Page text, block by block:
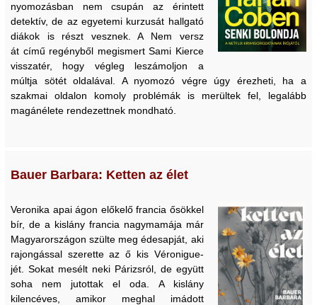
nyomozásban nem csupán az érintett
detektív, de az egyetemi kurzusát hallgató
diákok is részt vesznek. A Nem versz
át című regényből megismert Sami Kierce
visszatér, hogy végleg leszámoljon a
múltja sötét oldalával. A nyomozó végre úgy érezheti, ha a
szakmai oldalon komoly problémák is merültek fel, legalább
magánélete rendezettnek mondható.
Bauer Barbara: Ketten az élet
Veronika apai ágon előkelő francia ősökkel
bír, de a kislány francia nagymamája már
Magyarországon szülte meg édesapját, aki
rajongással szerette az ő kis Véronigue-
jét. Sokat mesélt neki Párizsról, de együtt
soha nem jutottak el oda. A kislány
kilencéves, amikor meghal imádott